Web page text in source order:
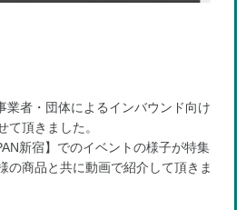
業者・団体によるインバウンド向け
て頂きました。
新宿】でのイベントの様子が特集
の商品と共に動画で紹介して頂きま